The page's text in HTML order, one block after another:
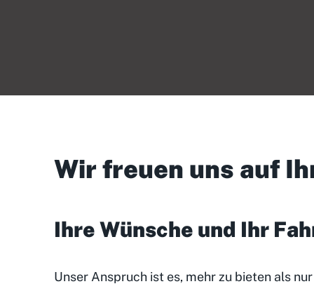
Wir freuen uns auf
Ihre Wünsche und Ihr
Unser Anspruch ist es, mehr zu bieten als